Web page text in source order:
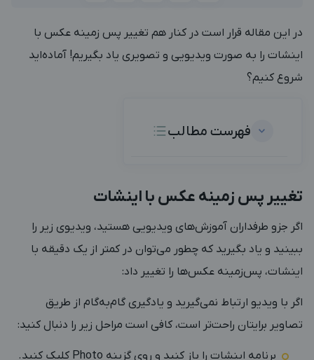
در این مقاله قرار است در کنار هم تغییر پس زمینه عکس با
اینشات را به صورت ویدیویی و تصویری یاد بگیریم! آماده‌اید
شروع کنیم؟
فهرست مطالب
تغییر پس زمینه عکس با اینشات
اگر جزو طرفداران آموزش‌های ویدیویی هستید، ویدیوی زیر را
ببینید و یاد بگیرید که چطور می‌توان در کمتر از یک دقیقه با
اینشات، پس‌زمینه عکس‌ها را تغییر داد:
اگر با ویدیو ارتباط نمی‌گیرید و یادگیری گام‌به‌گام از طریق
تصاویر برایتان راحت‌تر است، کافی است مراحل زیر را دنبال کنید:
برنامه اینشات را باز کنید و روی گزینه Photo کلیک کنید.